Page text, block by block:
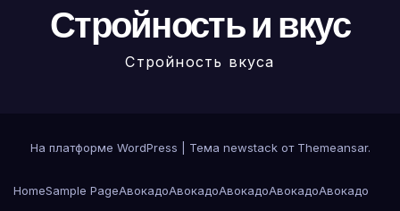
Стройность и вкус
Стройность вкуса
На платформе WordPress Тема newstack от Themeansar.
HomeSample PageАвокадоАвокадоАвокадоАвокадоАвокадо